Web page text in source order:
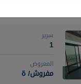
سرير
1
المعروض
مفروش/ ة